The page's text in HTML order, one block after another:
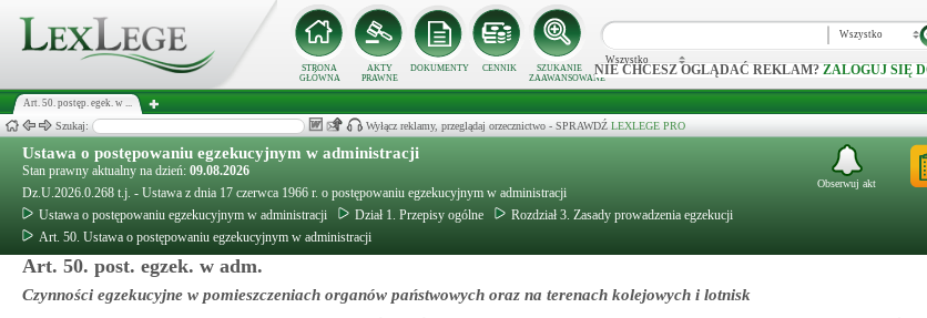
STRONA
GŁÓWNA
AKTY
PRAWNE
DOKUMENTY CENNIK
SZUKANIE
ZAAWANSOWANE
Wszystko
Wszystko
NIE CHCESZ OGLĄDAĆ REKLAM? ZALOGUJ SIĘ
Art. 50. postęp. egek. w ...
Szukaj: Wyłącz reklamy, przeglądaj orzecznictwo - SPRAWDŹ LEXLEGE PRO
Ustawa o postępowaniu egzekucyjnym w administracji
Stan prawny aktualny na dzień: 09.08.2026
Dz.U.2026.0.268 t.j. - Ustawa z dnia 17 czerwca 1966 r. o postępowaniu egzekucyjnym w administracji
Ustawa o postępowaniu egzekucyjnym w administracji
Dział 1. Przepisy ogólne
Rozdział 3. Zasady prowadzenia egzekucji
Art. 50. Ustawa o postępowaniu egzekucyjnym w administracji
Obserwuj akt
Art. 50. post. egzek. w adm.
Czynności egzekucyjne w pomieszczeniach organów państwowych oraz na terenach kolejowych i lotnisk